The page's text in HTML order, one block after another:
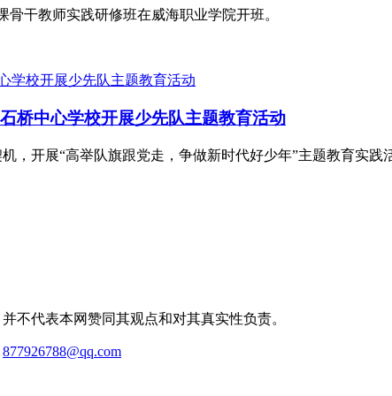
干教师实践研修班在威海职业学院开班。
桥中心学校开展少先队主题教育活动
，开展“高举队旗跟党走，争做新时代好少年”主题教育实践
不代表本网赞同其观点和对其真实性负责。
877926788@qq.com